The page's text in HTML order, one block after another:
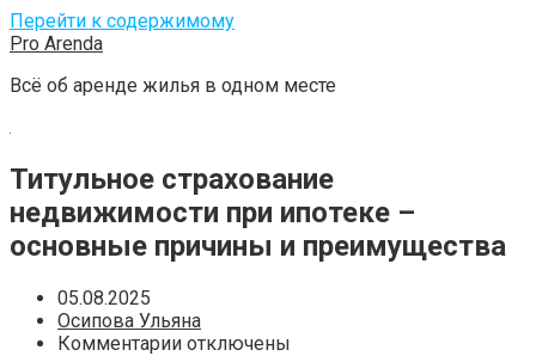
Перейти к содержимому
Pro Arenda
Всё об аренде жилья в одном месте
Титульное страхование
недвижимости при ипотеке –
основные причины и преимущества
05.08.2025
Осипова Ульяна
Комментарии отключены